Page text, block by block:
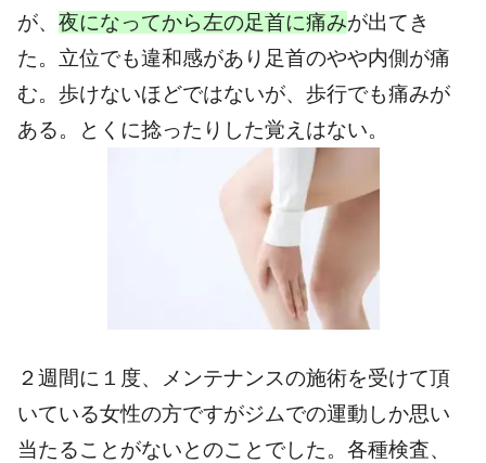
が、 夜になってから左の足首に痛みが出てき
た。立位でも違和感があり足首のやや内側が痛
む。歩けないほどではないが、歩行でも痛みが
ある。とくに捻ったりした覚えはない。
２週間に１度、メンテナンスの施術を受けて頂
いている女性の方ですがジムでの運動しか思い
当たることがないとのことでした。各種検査、